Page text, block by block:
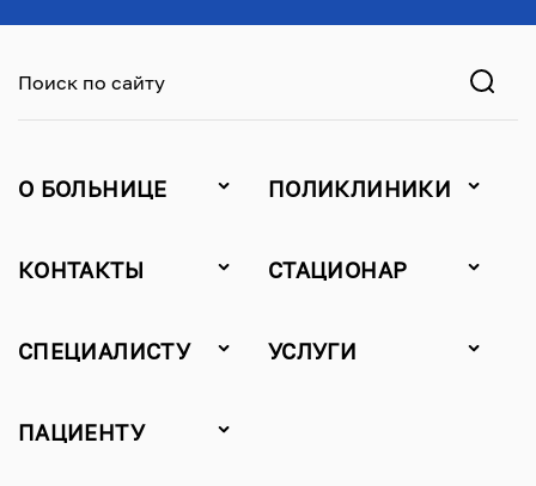
Поиск по сайту
О БОЛЬНИЦЕ ПОЛИКЛИНИКИ
КОНТАКТЫ СТАЦИОНАР
СПЕЦИАЛИСТУ УСЛУГИ
ПАЦИЕНТУ